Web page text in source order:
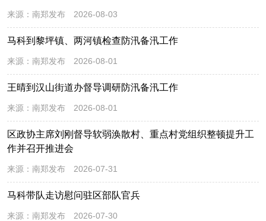
来源： 南郑发布 2026-08-03
马科到黎坪镇、两河镇检查防汛备汛工作
来源： 南郑发布 2026-08-01
王晴到汉山街道办督导调研防汛备汛工作
来源： 南郑发布 2026-08-01
区政协主席刘刚督导软弱涣散村、重点村党组织整顿提升工
作并召开推进会
来源： 南郑发布 2026-07-31
马科带队走访慰问驻区部队官兵
来源： 南郑发布 2026-07-30